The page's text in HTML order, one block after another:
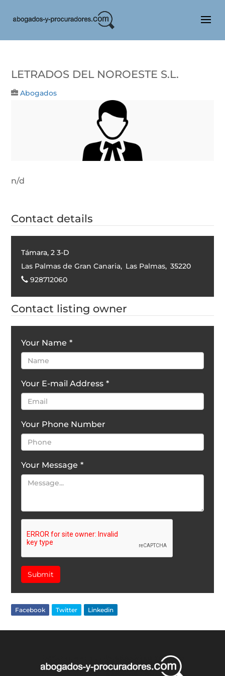
LETRADOS DEL NOROESTE S.L.
Abogados
n/d
Contact details
Támara, 2 3-D
Las Palmas de Gran Canaria, Las Palmas, 35220
928712060
Contact listing owner
Your Name *
Your E-mail Address *
Your Phone Number
Your Message *
Submit
Facebook Twitter Linkedin